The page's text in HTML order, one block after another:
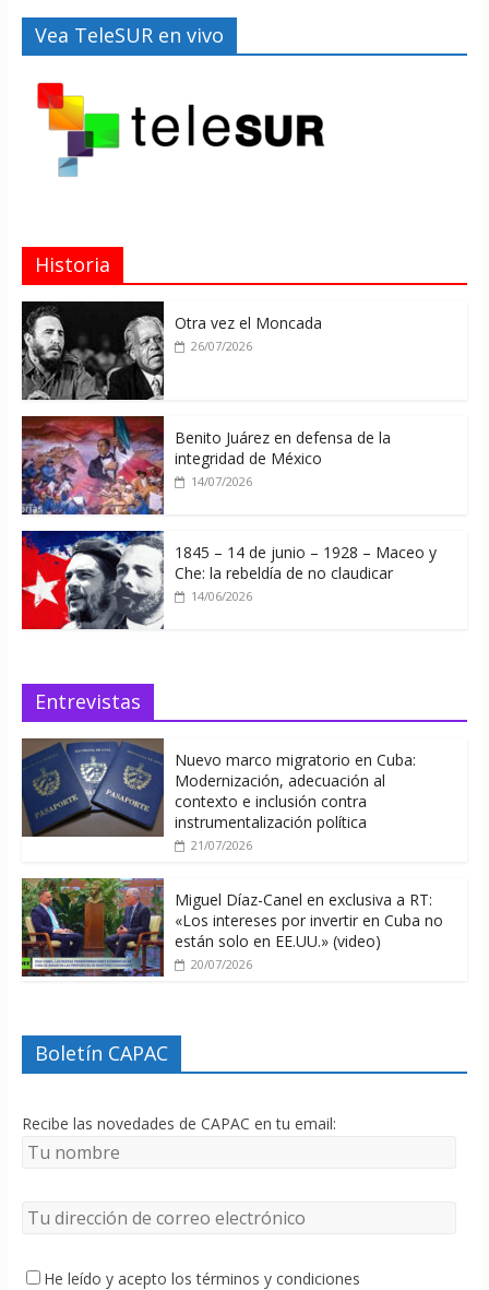
Vea TeleSUR en vivo
Historia
Otra vez el Moncada
26/07/2026
Benito Juárez en defensa de la
integridad de México
14/07/2026
1845 – 14 de junio – 1928 – Maceo y
Che: la rebeldía de no claudicar
14/06/2026
Entrevistas
Nuevo marco migratorio en Cuba:
Modernización, adecuación al
contexto e inclusión contra
instrumentalización política
21/07/2026
Miguel Díaz-Canel en exclusiva a RT:
«Los intereses por invertir en Cuba no
están solo en EE.UU.» (video)
20/07/2026
Boletín CAPAC
Recibe las novedades de CAPAC en tu email:
He leído y acepto los términos y condiciones